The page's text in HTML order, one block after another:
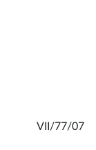
VII/77/07